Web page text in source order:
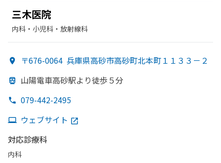
三木医院
内科・​小児科・​放射線科
〒676-0064 兵庫県高砂市高砂町北本町１１３３－２
山陽電車高砂駅より徒歩５分
079-442-2495
ウェブサイト
対応診療科
内科